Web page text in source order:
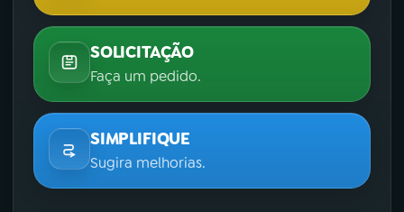
SOLICITAÇÃO
Faça um pedido.
SIMPLIFIQUE
Sugira melhorias.